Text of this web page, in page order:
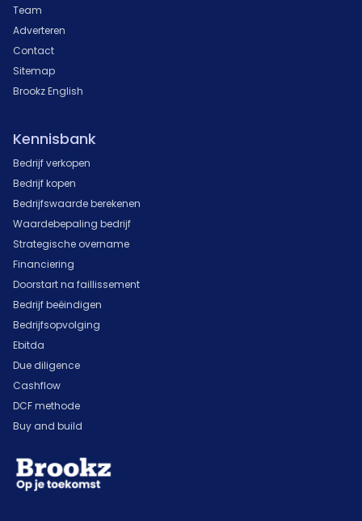
Team
Adverteren
Contact
Sitemap
Brookz English
Kennisbank
Bedrijf verkopen
Bedrijf kopen
Bedrijfswaarde berekenen
Waardebepaling bedrijf
Strategische overname
Financiering
Doorstart na faillissement
Bedrijf beëindigen
Bedrijfsopvolging
Ebitda
Due diligence
Cashflow
DCF methode
Buy and build